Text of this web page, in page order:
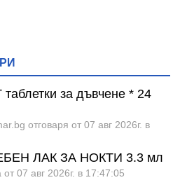
за дъвчене * 24
отговаря от 07 авг 2026г. в
ЛАК ЗА НОКТИ 3.3 мл
07 авг 2026г. в 17:47:05